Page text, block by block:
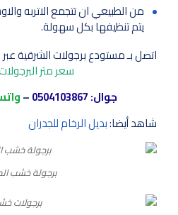
من الطبيعي ان تتجمع الاتربه
يتم تنظيفها بكل سهولة.
اتصل بـ مستودع برجولات الشرقية عبر
سعر متر
جوال:0504103867
–
شاهد أيضا:بديل الرخام للجدران
برجولة خشب